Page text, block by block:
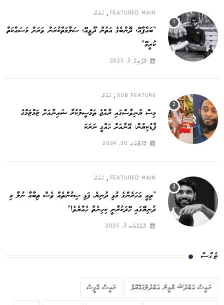
FEATURED MAIN
, ޚަބަރު
”ބައްޕާއޭ، ދޮންބެގެ އަތުން ދޫވީއޭ، ސަލާމަތްކުރަން ވަރަށް މަސައްކަތް
ކުރީމޭ“
އޭޕްރިލް 3, 2025
SUB FEATURE
, ޚަބަރު
މިސް ޔުނިވާސްގައި ރާއްޖެ ތަމްސީލުކުރާ ޝައިނާއަށް ޒަމްޒަމްގެ
ފާޑުކިޔުން: އޭނާއަށް ހައްގީ ނަރަކަ
އޮކްޓޯބަރ 30, 2024
FEATURED MAIN
, ޚަބަރު
”ތިއީ އަހަރެންގެ މުޅި ދުނިޔެ, ފަޅި ސިކުންތެއް ވެސް ތިބާއާ ނުލާ މި
ދުނިޔޭގައި ހޭދަކުރާނީ ކިހިނެތް ހެއްޔެވެ!“
ނޮވެމްބަރ 3, 2025
ޓެގްސް
ރައީސް އަބްދުﷲ ޔާމީން އަބްދުލްގައްޔޫމް ރައީސް އޮފީސް